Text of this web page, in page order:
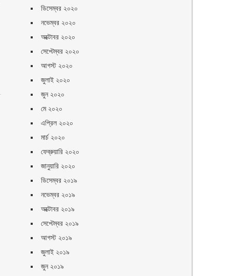
ডিসেম্বর ২০২০
নভেম্বর ২০২০
অক্টোবর ২০২০
সেপ্টেম্বর ২০২০
আগস্ট ২০২০
জুলাই ২০২০
জুন ২০২০
মে ২০২০
এপ্রিল ২০২০
মার্চ ২০২০
ফেব্রুয়ারি ২০২০
জানুয়ারি ২০২০
ডিসেম্বর ২০১৯
নভেম্বর ২০১৯
অক্টোবর ২০১৯
সেপ্টেম্বর ২০১৯
আগস্ট ২০১৯
জুলাই ২০১৯
জুন ২০১৯